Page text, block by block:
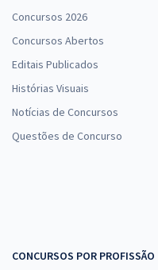
Concursos 2026
Concursos Abertos
Editais Publicados
Histórias Visuais
Notícias de Concursos
Questões de Concurso
CONCURSOS POR PROFISSÃO